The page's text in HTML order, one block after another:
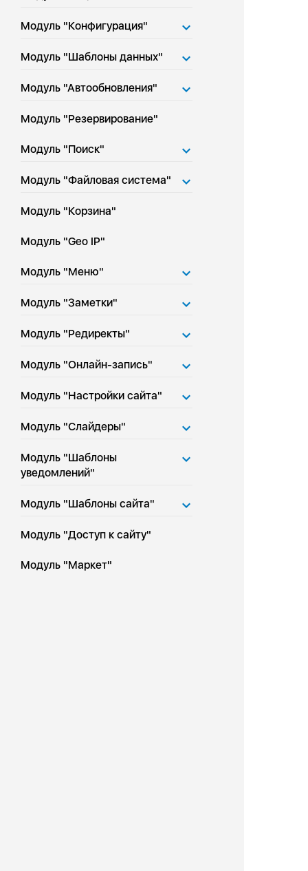
Модуль "Конфигурация"
Модуль "Шаблоны данных"
Модуль "Автообновления"
Модуль "Резервирование"
Модуль "Поиск"
Модуль "Файловая система"
Модуль "Корзина"
Модуль "Geo IP"
Модуль "Меню"
Модуль "Заметки"
Модуль "Редиректы"
Модуль "Онлайн-запись"
Модуль "Настройки сайта"
Модуль "Слайдеры"
Модуль "Шаблоны
уведомлений"
Модуль "Шаблоны сайта"
Модуль "Доступ к сайту"
Модуль "Маркет"